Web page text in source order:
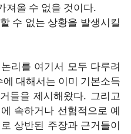
져올 수 없을 것이다.
수 없는 상황을 발생시킬
리를 여기서 모두 다루려
대해서는 이미 기본소득
들을 제시해왔다. 그리고
속하거나 선험적으로 예
상반된 주장과 근거들이